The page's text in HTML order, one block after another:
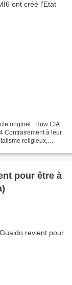
originel : How CIA
Contrairement à leur
religieux,
pour être à